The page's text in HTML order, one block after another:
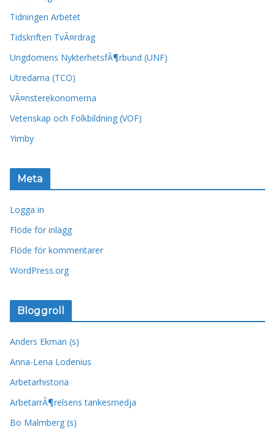
Tidningen Arbetet
Tidskriften TvÃ¤rdrag
Ungdomens NykterhetsfÃ¶rbund (UNF)
Utredarna (TCO)
VÃ¤nsterekonomerna
Vetenskap och Folkbildning (VOF)
Yimby
Meta
Logga in
Flöde för inlägg
Flöde för kommentarer
WordPress.org
Bloggroll
Anders Ekman (s)
Anna-Lena Lodenius
Arbetarhistoria
ArbetarrÃ¶relsens tankesmedja
Bo Malmberg (s)